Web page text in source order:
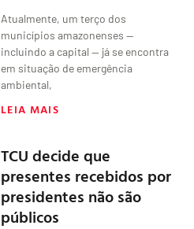
Atualmente, um terço dos
municípios amazonenses —
incluindo a capital — já se encontra
em situação de emergência
ambiental,
LEIA MAIS
TCU decide que
presentes recebidos por
presidentes não são
públicos